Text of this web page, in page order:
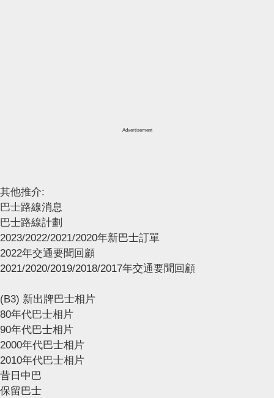
Advertisement
其他推介:
巴士路線消息
巴士路線計劃
2023/2022/2021/2020年新巴士訂單
2022年交通要聞回顧
2021/2020/2019/2018/2017年交通要聞回顧
(B3) 新出牌巴士相片
80年代巴士相片
90年代巴士相片
2000年代巴士相片
2010年代巴士相片
昔日中巴
保留巴士